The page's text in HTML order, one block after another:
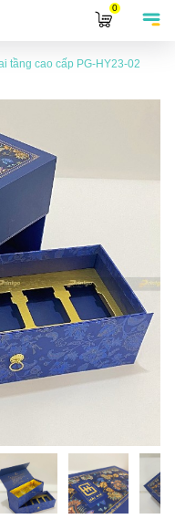
0
tầng cao cấp PG-HY23-02